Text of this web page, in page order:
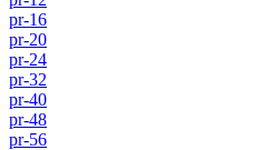
pr-16
pr-20
pr-24
pr-32
pr-40
pr-48
pr-56